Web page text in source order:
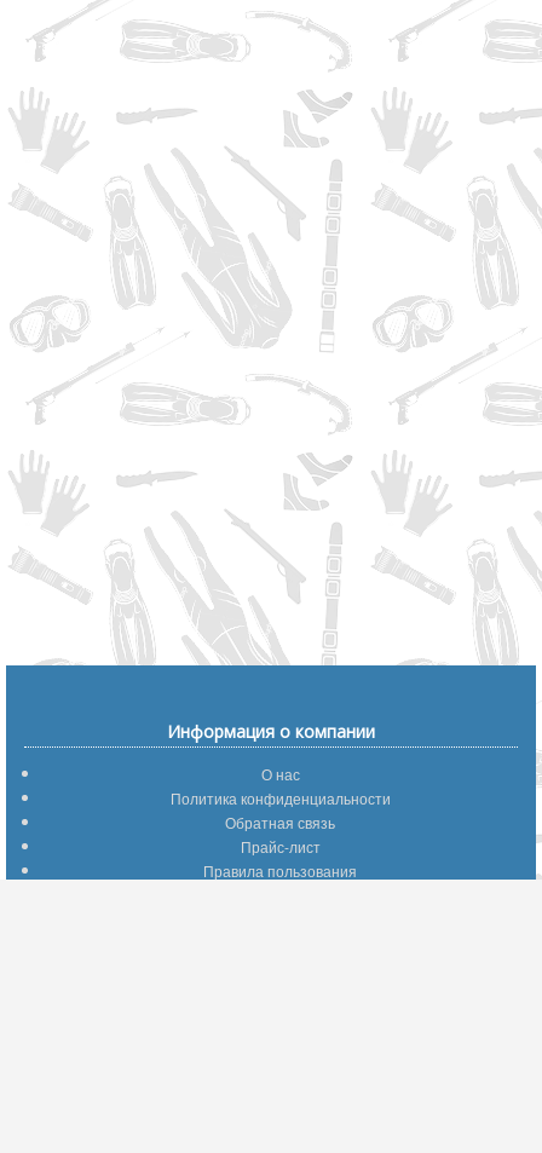
Информация о компании
О нас
Политика конфиденциальности
Обратная связь
Прайс-лист
Правила пользования